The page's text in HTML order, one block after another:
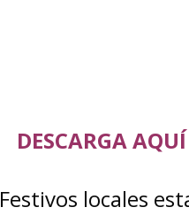
DESCARGA
Festivos locales